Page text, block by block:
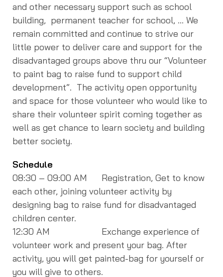
and other necessary support such as school
building, permanent teacher for school, … We
remain committed and continue to strive our
little power to deliver care and support for the
disadvantaged groups above thru our “Volunteer
to paint bag to raise fund to support child
development”. The activity open opportunity
and space for those volunteer who would like to
share their volunteer spirit coming together as
well as get chance to learn society and building
better society.
Schedule
08:30 – 09:00 AM Registration, Get to know
each other, joining volunteer activity by
designing bag to raise fund for disadvantaged
children center.
12:30 AM Exchange experience of
volunteer work and present your bag. After
activity, you will get painted-bag for yourself or
you will give to others.